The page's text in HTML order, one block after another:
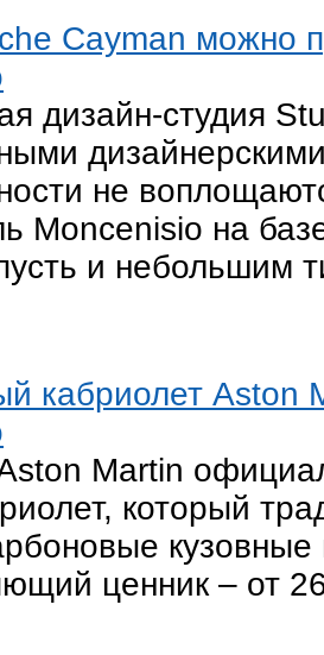
Cayman можно
дизайн-студия
не
Moncenisio на
и небольшим
кабриолет Aston
Martin
который
ценник – от